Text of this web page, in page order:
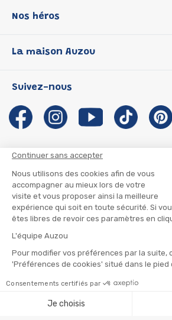
Continuer sans accepter
Nous utilisons des cookies afin de vous
accompagner au mieux lors de votre
visite et vous proposer ainsi la meilleure
expérience qui soit en toute sécurité. Si
êtes libres de revoir ces paramètres en
L'équipe Auzou
Pour modifier vos préférences par la suite,
'Préférences de cookies' situé dans le pied
Consentements certifiés par
Je choisis Ajouter au
Nos héros
P'tit Loup
Les Influenceuses
Migali
Petite Taupe
La maison Auzou
Notre histoire
Auzou s'engage
Auteurs et illustrateurs Auzou
Suivre mon colis
Infos consommateur
Suivez-nous
CGU
CGV
Mentions légales
© 2026 - AUZOU |